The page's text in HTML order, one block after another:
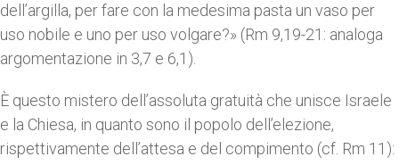
dell’argilla, per fare con la medesima pasta un vaso per
uso nobile e uno per uso volgare?» (Rm 9,19-21: analoga
argomentazione in 3,7 e 6,1).
È questo mistero dell’assoluta gratuità che unisce Israele
e la Chiesa, in quanto sono il popolo dell’elezione,
rispettivamente dell’attesa e del compimento (cf. Rm 11):